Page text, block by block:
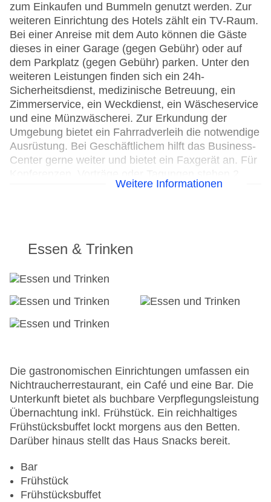
zum Einkaufen und Bummeln genutzt werden. Zur
weiteren Einrichtung des Hotels zählt ein TV-Raum.
Bei einer Anreise mit dem Auto können die Gäste
dieses in einer Garage (gegen Gebühr) oder auf
dem Parkplatz (gegen Gebühr) parken. Unter den
weiteren Leistungen finden sich ein 24h-
Sicherheitsdienst, medizinische Betreuung, ein
Zimmerservice, ein Weckdienst, ein Wäscheservice
und eine Münzwäscherei. Zur Erkundung der
Umgebung bietet ein Fahrradverleih die notwendige
Ausrüstung. Bei Geschäftlichem hilft das Business-
Center gerne weiter und bietet ein Faxgerät an. Für
Räume zur Verfügung.
Check-in von: 15:00:00
Check-out bis: 11:00:00
Garage: gegen Gebühr
Hoteleröffnung: 1969
WLAN/WiFi im Hotel
Anzahl der Konferenzräume: 1
Anzahl der Aufzüge: 1
Haustiere: gegen Gebühr
Zimmerservice
Gesamtanzahl der Stockwerke: 6
Gesamtanzahl der Zimmer: 94
Weitere Informationen
Essen & Trinken
Die gastronomischen Einrichtungen umfassen ein
Nichtraucherrestaurant, ein Café und eine Bar. Die
Unterkunft bietet als buchbare Verpflegungsleistung
Übernachtung inkl. Frühstück. Ein reichhaltiges
Frühstücksbuffet lockt morgens aus den Betten.
Darüber hinaus stellt das Haus Snacks bereit.
Bar
Frühstück
Frühstücksbuffet